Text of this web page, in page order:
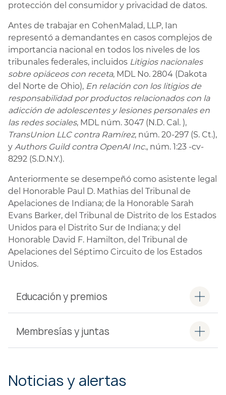
protección del consumidor y privacidad de datos.
Antes de trabajar en CohenMalad, LLP, Ian
representó a demandantes en casos complejos de
importancia nacional en todos los niveles de los
tribunales federales, incluidos Litigios nacionales
sobre opiáceos con receta, MDL No. 2804 (Dakota
del Norte de Ohio), En relación con los litigios de
responsabilidad por productos relacionados con la
adicción de adolescentes y lesiones personales en
las redes sociales, MDL núm. 3047 (N.D. Cal. ),
TransUnion LLC contra Ramírez, núm. 20-297 (S. Ct.),
y Authors Guild contra OpenAI Inc., núm. 1:23 -cv-
8292 (S.D.N.Y.).
Anteriormente se desempeñó como asistente legal
del Honorable Paul D. Mathias del Tribunal de
Apelaciones de Indiana; de la Honorable Sarah
Evans Barker, del Tribunal de Distrito de los Estados
Unidos para el Distrito Sur de Indiana; y del
Honorable David F. Hamilton, del Tribunal de
Apelaciones del Séptimo Circuito de los Estados
Unidos.
Educación y premios
Membresías y juntas
Noticias y alertas